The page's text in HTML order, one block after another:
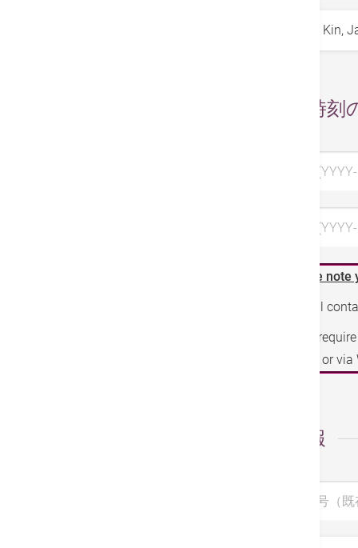
日付と時刻
希望日 1
希望日 3
Please
We will
If you
phone or
個人情報
診察券番号（